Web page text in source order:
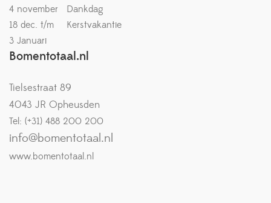
4 november
Dankdag
18 dec. t/m
Kerstvakantie
3 Januari
Bomentotaal.nl
Tielsestraat 89
4043 JR Opheusden
Tel: (+31) 488 200 200
info@bomentotaal.nl
www.bomentotaal.nl